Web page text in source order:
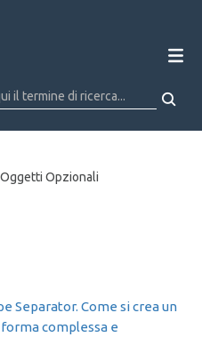
Oggetti Opzionali
Separator. Come si crea un
complessa e